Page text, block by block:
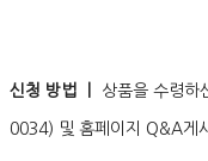
신청 방법 ㅣ 상품을 수령하
0034) 및 홈페이지 Q&A게